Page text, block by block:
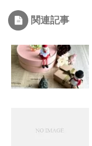
関連記事